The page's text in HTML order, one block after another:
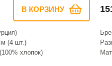
В КОРЗИНУ
(4 шт.)
хлопок)